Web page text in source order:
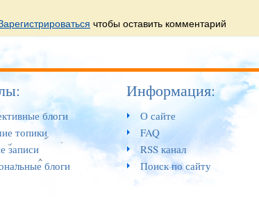
чтобы оставить комментарий
блоги
топики
записи
блоги
Информация:
О сайте
FAQ
RSS канал
Поиск по сайту